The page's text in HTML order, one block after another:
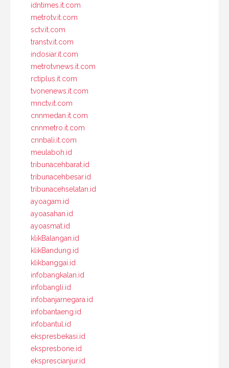
idntimes.it.com
metrotv.it.com
sctv.it.com
transtv.it.com
indosiar.it.com
metrotvnews.it.com
rctiplus.it.com
tvonenews.it.com
mnctv.it.com
cnnmedan.it.com
cnnmetro.it.com
cnnbali.it.com
meulaboh.id
tribunacehbarat.id
tribunacehbesar.id
tribunacehselatan.id
ayoagam.id
ayoasahan.id
ayoasmat.id
klikBalangan.id
klikBandung.id
klikbanggai.id
infobangkalan.id
infobangli.id
infobanjarnegara.id
infobantaeng.id
infobantul.id
ekspresbekasi.id
ekspresbone.id
eksprescianjur.id